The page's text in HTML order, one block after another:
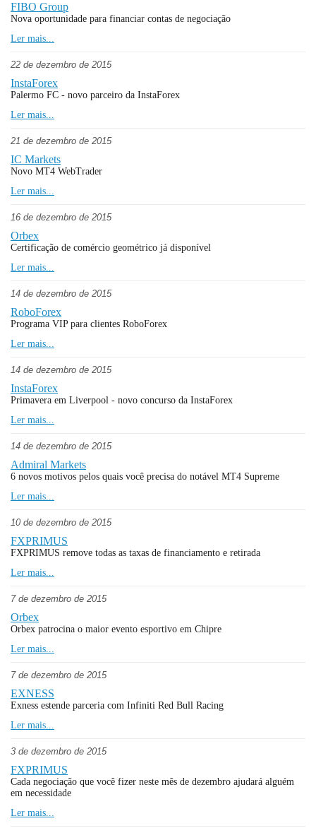
FIBO Group
Nova oportunidade para financiar contas de negociação
Ler mais...
22 de dezembro de 2015
InstaForex
Palermo FC - novo parceiro da InstaForex
Ler mais...
21 de dezembro de 2015
IC Markets
Novo MT4 WebTrader
Ler mais...
16 de dezembro de 2015
Orbex
Certificação de comércio geométrico já disponível
Ler mais...
14 de dezembro de 2015
RoboForex
Programa VIP para clientes RoboForex
Ler mais...
14 de dezembro de 2015
InstaForex
Primavera em Liverpool - novo concurso da InstaForex
Ler mais...
14 de dezembro de 2015
Admiral Markets
6 novos motivos pelos quais você precisa do notável MT4 Supreme
Ler mais...
10 de dezembro de 2015
FXPRIMUS
FXPRIMUS remove todas as taxas de financiamento e retirada
Ler mais...
7 de dezembro de 2015
Orbex
Orbex patrocina o maior evento esportivo em Chipre
Ler mais...
7 de dezembro de 2015
EXNESS
Exness estende parceria com Infiniti Red Bull Racing
Ler mais...
3 de dezembro de 2015
FXPRIMUS
Cada negociação que você fizer neste mês de dezembro ajudará alguém
em necessidade
Ler mais...